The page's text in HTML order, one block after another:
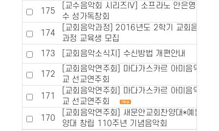
175
[교수음악회 시리즈IV] 소프라노 안은영 교
수 성가독창회
174
[교회음악과정] 2016년도 2학기 교회음악
과정 교육생 모집
173
[교회음악소식지] 수신방법 개편안내
172
[교회음악연주회] 마다가스카르 아미음악학
교 선교연주회
171
[교회음악연주회] 마다가스카르 아미음악학
교 선교연주회
170
[교회음악연주회] 새문안교회찬양대*예본찬
양대 창립 110주년 기념음악회